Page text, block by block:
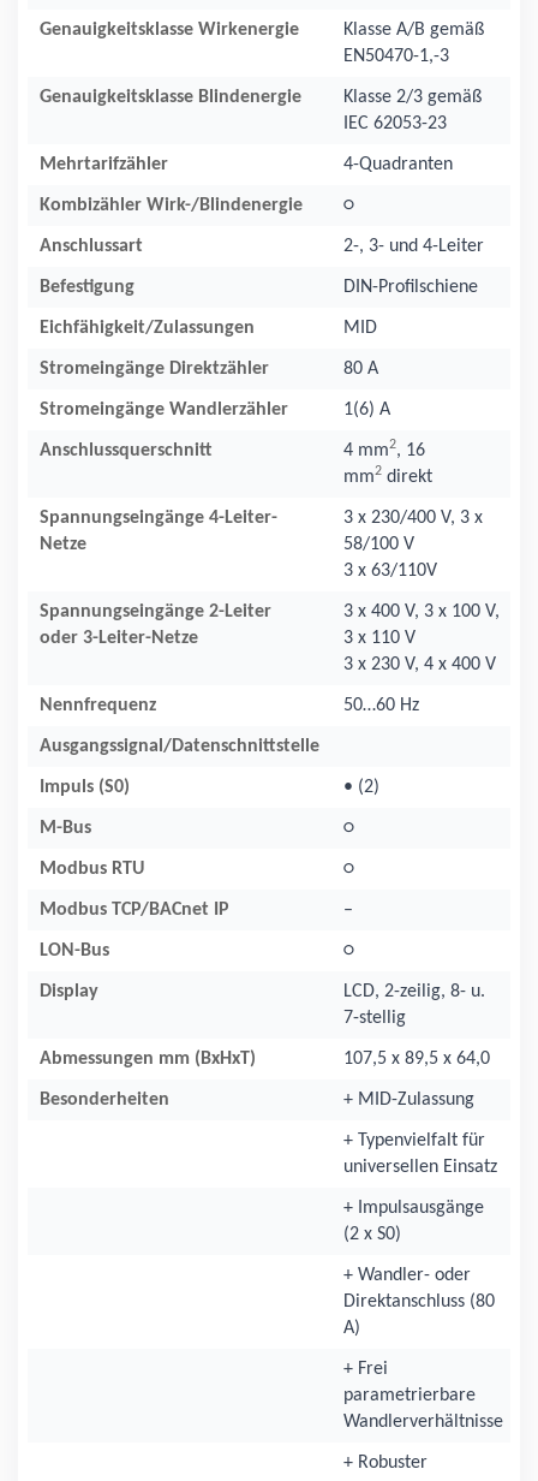
Genauigkeitsklasse Wirkenergie
Klasse A/B gemäß
EN50470-1,-3
Genauigkeitsklasse Blindenergie
Klasse 2/3 gemäß
IEC 62053-23
Mehrtarifzähler 4-Quadranten
Kombizähler Wirk-/Blindenergie ○
Anschlussart 2-, 3- und 4-Leiter
Befestigung DIN-Profilschiene
Eichfähigkeit/Zulassungen MID
Stromeingänge Direktzähler 80 A
Stromeingänge Wandlerzähler 1(6) A
Anschlussquerschnitt 4 mm2, 16
mm2direkt
Spannungseingänge 4-Leiter-
Netze
3 x 230/400 V, 3 x
58/100 V
3 x 63/110V
Spannungseingänge 2-Leiter
oder 3-Leiter-Netze
3 x 400 V, 3 x 100 V,
3 x 110 V
3 x 230 V, 4 x 400 V
Nennfrequenz 50…60 Hz
Ausgangssignal/Datenschnittstelle
Impuls (S0) • (2)
M-Bus ○
Modbus RTU ○
Modbus TCP/BACnet IP –
LON-Bus ○
Display
LCD, 2-zeilig, 8- u.
7-stellig
Abmessungen mm (BxHxT) 107,5 x 89,5 x 64,0
Besonderheiten + MID-Zulassung
+ Typenvielfalt für
universellen Einsatz
+ Impulsausgänge
(2 x S0)
+ Wandler- oder
Direktanschluss (80
A)
+ Frei
parametrierbare
Wandlerverhältnisse
+ Robuster